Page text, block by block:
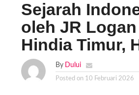
Sejarah
oleh JR
Hindia Timur,
By Dului
Posted on 10 Februari 2026